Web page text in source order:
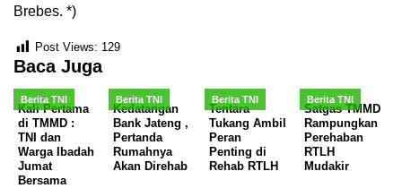
Brebes. *)
Post Views: 129
Baca Juga
Berita TNI
Kali Pertama
di TMMD :
TNI dan
Warga Ibadah
Jumat
Bersama
Berita TNI
Kedatangan
Bank Jateng ,
Pertanda
Rumahnya
Akan Direhab
Berita TNI
Tentara
Tukang Ambil
Peran
Penting di
Rehab RTLH
Berita TNI
Satgas TMMD
Rampungkan
Perehaban
RTLH
Mudakir